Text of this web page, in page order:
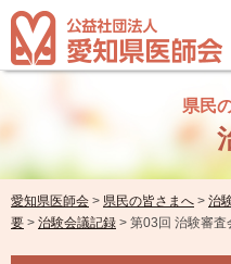
県民
愛知県医師会 > 県民の皆さまへ > 治
要 > 治験会議記録 > 第03回 治験審査